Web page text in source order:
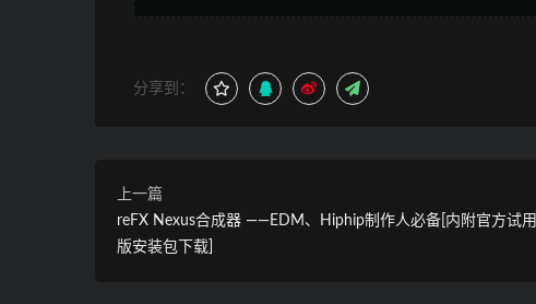
分享到：
上一篇
reFX Nexus合成器 ——EDM、Hiphip制作人必备[内附官方试用
版安装包下载]